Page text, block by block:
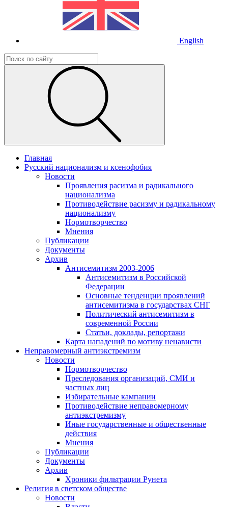
English
Главная
Русский национализм и ксенофобия
Новости
Проявления расизма и радикального
национализма
Противодействие расизму и радикальному
национализму
Нормотворчество
Мнения
Публикации
Документы
Архив
Антисемитизм 2003-2006
Антисемитизм в Российской
Федерации
Основные тенденции проявлений
антисемитизма в государствах СНГ
Политический антисемитизм в
современной России
Статьи, доклады, репортажи
Карта нападений по мотиву ненависти
Неправомерный антиэкстремизм
Новости
Нормотворчество
Преследования организаций, СМИ и
частных лиц
Избирательные кампании
Противодействие неправомерному
антиэкстремизму
Иные государственные и общественные
действия
Мнения
Публикации
Документы
Архив
Хроники фильтрации Рунета
Религия в светском обществе
Новости